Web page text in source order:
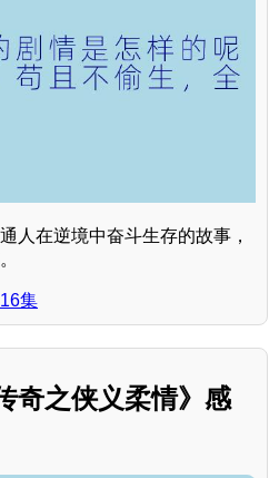
人在逆境中奋斗生存的故事，
集
奇之侠义柔情》感